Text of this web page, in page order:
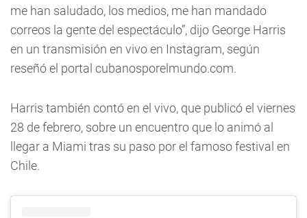
me han saludado, los medios, me han mandado
correos la gente del espectáculo”, dijo George Harris
en un transmisión en vivo en Instagram, según
reseñó el portal cubanosporelmundo.com.
Harris también contó en el vivo, que publicó el viernes
28 de febrero, sobre un encuentro que lo animó al
llegar a Miami tras su paso por el famoso festival en
Chile.